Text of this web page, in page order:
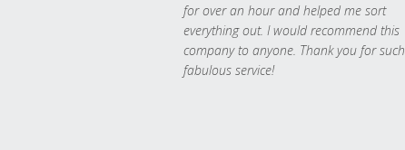
for over an hour and helped me sort
everything out. I would recommend this
company to anyone. Thank you for such
fabulous service!